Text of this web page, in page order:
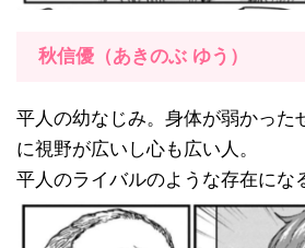
秋信優（あきのぶ ゆう）
平人の幼なじみ。身体が弱かった
に視野が広いし心も広い人。
平人のライバルのような存在にな